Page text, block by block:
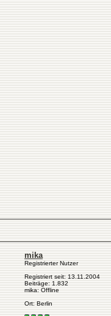
mika
Registrierter Nutzer
Registriert seit: 13.11.2004
Beiträge: 1.832
mika: Offline
Ort: Berlin